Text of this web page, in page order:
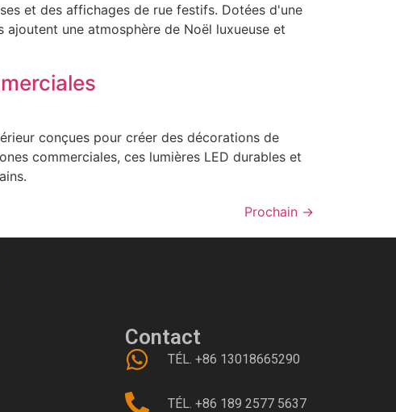
et des affichages de rue festifs. Dotées d'une
une atmosphère de Noël luxueuse et
conçues pour créer des décorations de
commerciales, ces lumières LED durables et
Prochain →
Contact
TÉL. +86 13018665290
TÉL. +86 189 2577 5637